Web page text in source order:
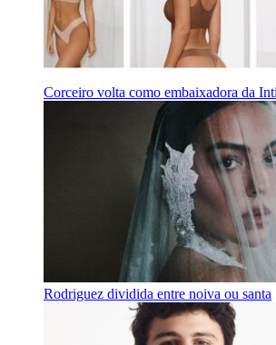
Corceiro volta como embaixadora da
Rodriguez dividida entre noiva ou santa